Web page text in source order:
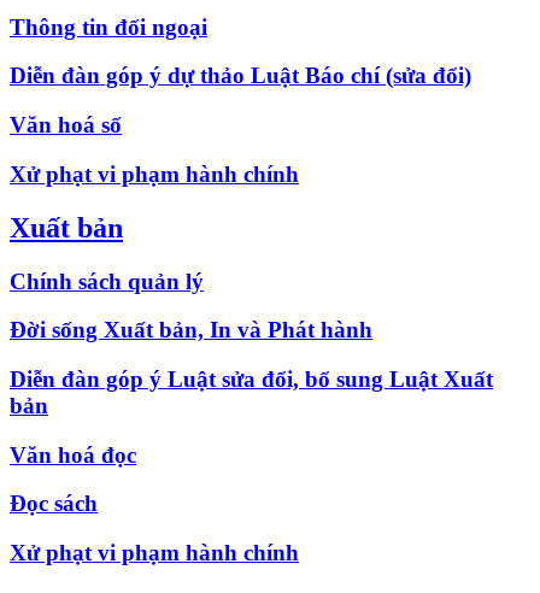
Thông tin đối ngoại
Diễn đàn góp ý dự thảo Luật Báo chí (sửa đổi)
Văn hoá số
Xử phạt vi phạm hành chính
Xuất bản
Chính sách quản lý
Đời sống Xuất bản, In và Phát hành
Diễn đàn góp ý Luật sửa đổi, bổ sung Luật Xuất
bản
Văn hoá đọc
Đọc sách
Xử phạt vi phạm hành chính